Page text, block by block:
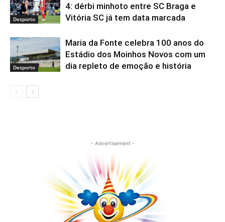
Desporto
4: dérbi minhoto entre SC Braga e
Vitória SC já tem data marcada
Desporto
Maria da Fonte celebra 100 anos do
Estádio dos Moinhos Novos com um
dia repleto de emoção e história
- Advertisement -